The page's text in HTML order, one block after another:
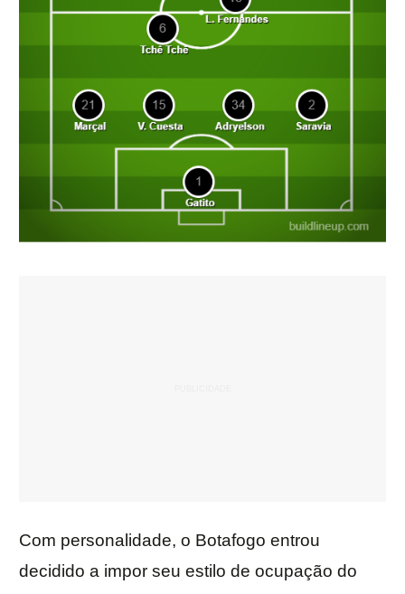
Com personalidade, o Botafogo entrou
decidido a impor seu estilo de ocupação do